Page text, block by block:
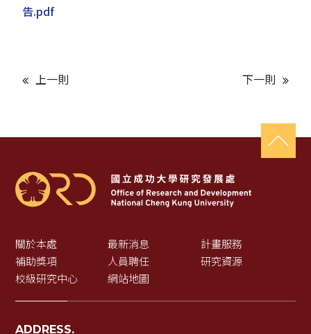
告.pdf
上一則 下一則
關於本處 最新消息
計畫服務
補助獎項
人員聘任
研究資源
校級研究中心
網站地圖
ADDRESS.